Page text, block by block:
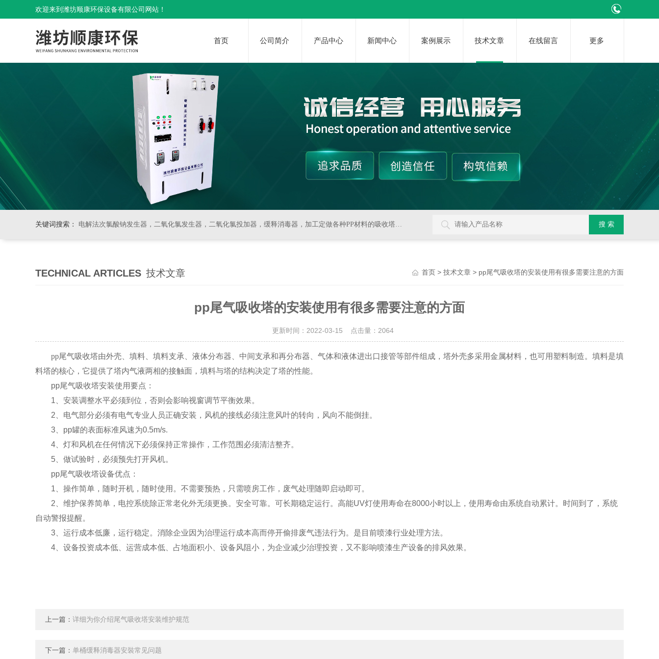
欢迎来到潍坊顺康环保设备有限公司网站！
首页 公司简介 产品中心 新闻中心 案例展示 技术文章 在线留言 更多
关键词搜索： 电解法次氯酸钠发生器，二氧化氯发生器，二氧化氯投加器，缓释消毒器，加工定做各种PP材料的吸收塔尾气处理，排风管道，PVC材料的杀菌，消毒等设备
TECHNICAL ARTICLES 技术文章 首页 > 技术文章 > pp尾气吸收塔的安装使用有很多需要注意的方面
pp尾气吸收塔的安装使用有很多需要注意的方面
更新时间：2022-03-15 点击量： 2064
pp尾气吸收塔由外壳、填料、填料支承、液体分布器、中间支承和再分布器、气体和液体进出口接管等部件组成，塔外壳多采用金属材料，也可用塑料制造。填料是填
料塔的核心，它提供了塔内气液两相的接触面，填料与塔的结构决定了塔的性能。
pp尾气吸收塔安装使用要点：
1、安装调整水平必须到位，否则会影响视窗调节平衡效果。
2、电气部分必须有电气专业人员正确安装，风机的接线必须注意风叶的转向，风向不能倒挂。
3、pp罐的表面标准风速为0.5m/s.
4、灯和风机在任何情况下必须保持正常操作，工作范围必须清洁整齐。
5、做试验时，必须预先打开风机。
pp尾气吸收塔设备优点：
1、操作简单，随时开机，随时使用。不需要预热，只需喷房工作，废气处理随即启动即可。
2、维护保养简单，电控系统除正常老化外无须更换。安全可靠。可长期稳定运行。高能UV灯使用寿命在8000小时以上，使用寿命由系统自动累计。时间到了，系统
自动警报提醒。
3、运行成本低廉，运行稳定。消除企业因为治理运行成本高而停开偷排废气违法行为。是目前喷漆行业处理方法。
4、设备投资成本低、运营成本低、占地面积小、设备风阻小，为企业减少治理投资，又不影响喷漆生产设备的排风效果。
上一篇： 详细为你介绍尾气吸收塔安装维护规范
下一篇： 单桶缓释消毒器安裝常见问题